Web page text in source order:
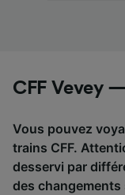
CFF Vevey
Vous pouvez
trains CFF.
desservi par
des